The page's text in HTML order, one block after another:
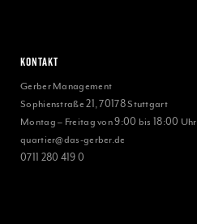
Kontakt
Gerber Management
Sophienstraße 21, 70178 Stuttgart
Montag – Freitag von 9:00 bis 18:00 Uhr
quartier@das-gerber.de
0711 280 419 0